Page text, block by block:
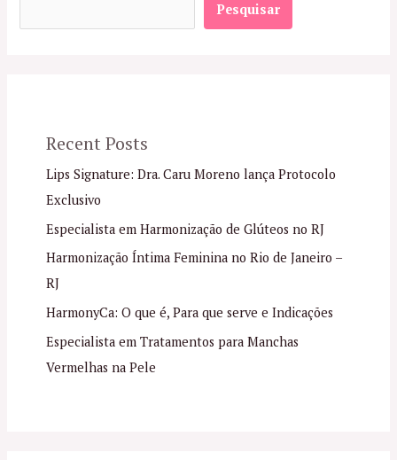
Pesquisar
Recent Posts
Lips Signature: Dra. Caru Moreno lança Protocolo
Exclusivo
Especialista em Harmonização de Glúteos no RJ
Harmonização Íntima Feminina no Rio de Janeiro –
RJ
HarmonyCa: O que é, Para que serve e Indicações
Especialista em Tratamentos para Manchas
Vermelhas na Pele